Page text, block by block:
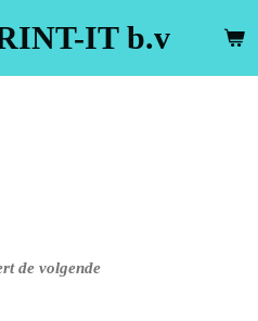
IT b.v
de volgende